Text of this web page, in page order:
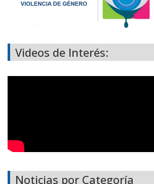
Videos de Interés:
Noticias por Categoría